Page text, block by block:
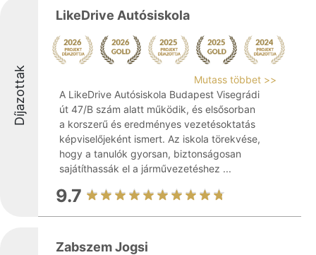
Díjazottak
LikeDrive Autósiskola
Mutass többet >>
A LikeDrive Autósiskola Budapest Visegrádi
út 47/B szám alatt működik, és elsősorban
a korszerű és eredményes vezetésoktatás
képviselőjeként ismert. Az iskola törekvése,
hogy a tanulók gyorsan, biztonságosan
sajátíthassák el a járművezetéshez ...
9.7
Zabszem Jogsi